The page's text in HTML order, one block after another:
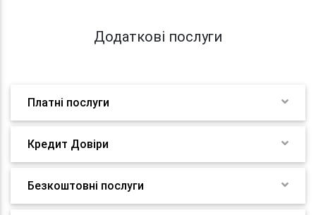
Додаткові послуги
Платні послуги
Кредит Довіри
Безкоштовні послуги